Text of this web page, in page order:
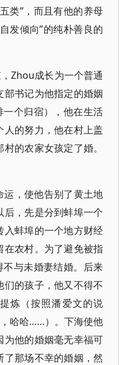
类”，而且有他的养母
发倾向”的纯朴善良的
Zhou成长为一个普通
书记为他指定的婚姻
一个归宿），他在生活
的努力，他在村上盖
的农家女孩定了婚。
，使他告别了黄土地
，先是分到蚌埠一个
蚌埠的一个地方财经
农村。为了避免被指
不与未婚妻结婚。后来
的孩子，他又不得不
炼（按照潘爱文的说
哈哈……）。下海使他
他的婚姻毫无幸福可
那场不幸的婚姻，然